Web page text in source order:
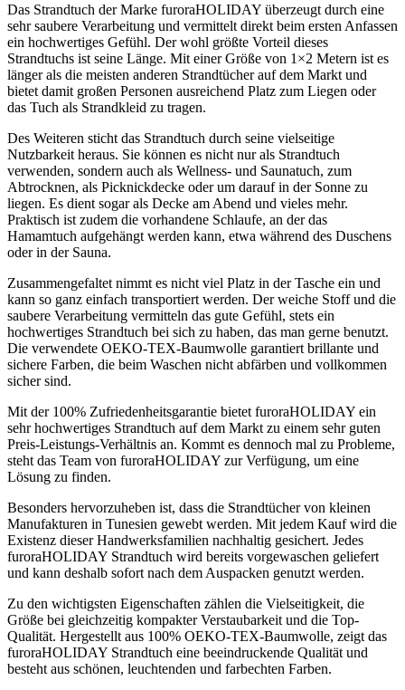
Das Strandtuch der Marke furoraHOLIDAY überzeugt durch eine
sehr saubere Verarbeitung und vermittelt direkt beim ersten Anfassen
ein hochwertiges Gefühl. Der wohl größte Vorteil dieses
Strandtuchs ist seine Länge. Mit einer Größe von 1×2 Metern ist es
länger als die meisten anderen Strandtücher auf dem Markt und
bietet damit großen Personen ausreichend Platz zum Liegen oder
das Tuch als Strandkleid zu tragen.
Des Weiteren sticht das Strandtuch durch seine vielseitige
Nutzbarkeit heraus. Sie können es nicht nur als Strandtuch
verwenden, sondern auch als Wellness- und Saunatuch, zum
Abtrocknen, als Picknickdecke oder um darauf in der Sonne zu
liegen. Es dient sogar als Decke am Abend und vieles mehr.
Praktisch ist zudem die vorhandene Schlaufe, an der das
Hamamtuch aufgehängt werden kann, etwa während des Duschens
oder in der Sauna.
Zusammengefaltet nimmt es nicht viel Platz in der Tasche ein und
kann so ganz einfach transportiert werden. Der weiche Stoff und die
saubere Verarbeitung vermitteln das gute Gefühl, stets ein
hochwertiges Strandtuch bei sich zu haben, das man gerne benutzt.
Die verwendete OEKO-TEX-Baumwolle garantiert brillante und
sichere Farben, die beim Waschen nicht abfärben und vollkommen
sicher sind.
Mit der 100% Zufriedenheitsgarantie bietet furoraHOLIDAY ein
sehr hochwertiges Strandtuch auf dem Markt zu einem sehr guten
Preis-Leistungs-Verhältnis an. Kommt es dennoch mal zu Probleme,
steht das Team von furoraHOLIDAY zur Verfügung, um eine
Lösung zu finden.
Besonders hervorzuheben ist, dass die Strandtücher von kleinen
Manufakturen in Tunesien gewebt werden. Mit jedem Kauf wird die
Existenz dieser Handwerksfamilien nachhaltig gesichert. Jedes
furoraHOLIDAY Strandtuch wird bereits vorgewaschen geliefert
und kann deshalb sofort nach dem Auspacken genutzt werden.
Zu den wichtigsten Eigenschaften zählen die Vielseitigkeit, die
Größe bei gleichzeitig kompakter Verstaubarkeit und die Top-
Qualität. Hergestellt aus 100% OEKO-TEX-Baumwolle, zeigt das
furoraHOLIDAY Strandtuch eine beeindruckende Qualität und
besteht aus schönen, leuchtenden und farbechten Farben.